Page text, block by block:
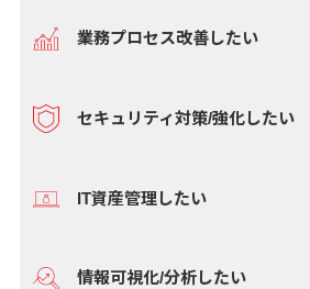
業務プロセス改善したい
セキュリティ対策/強化したい
IT資産管理したい
情報可視化/分析したい